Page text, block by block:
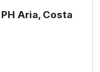
Aria, Costa